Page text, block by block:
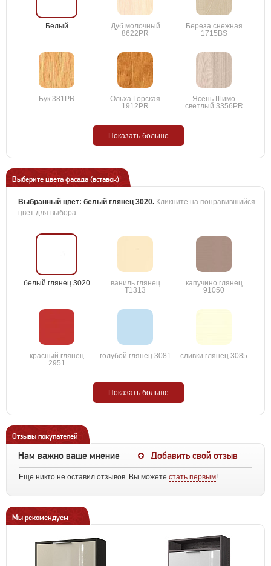
Белый
Дуб молочный
8622PR
Береза снежная
1715BS
Бук 381PR
Ольха Горская
1912PR
Ясень Шимо
светлый 3356PR
Показать больше
Выберите цвета фасада (вставок)
Выбранный цвет: белый глянец 3020. Кликните на понравившийся
цвет для выбора
белый глянец 3020
ваниль глянец
T1313
капучино глянец
91050
красный глянец
2951
голубой глянец 3081 сливки глянец 3085
Показать больше
Отзывы покупателей
Нам важно ваше мнение Добавить свой отзыв
Еще никто не оставил отзывов. Вы можете стать первым!
Мы рекомендуем